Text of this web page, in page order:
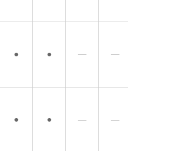
● ● — —
● ● — —